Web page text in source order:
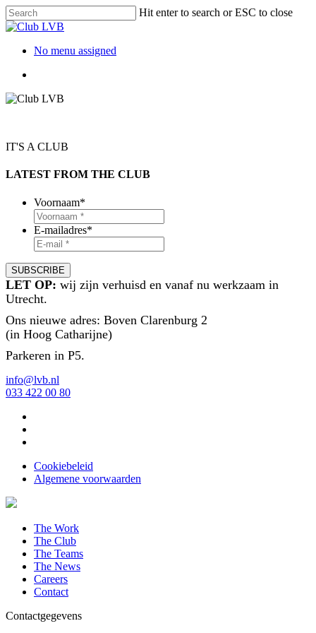
Hit enter to search or ESC to close
No menu assigned
IT'S A CLUB
LATEST FROM THE CLUB
Voornaam*
E-mailadres*
LET OP: wij zijn verhuisd en vanaf nu werkzaam in
Utrecht.
Ons nieuwe adres: Boven Clarenburg 2
(in Hoog Catharijne)
Parkeren in P5.
info@lvb.nl
033 422 00 80
Cookiebeleid
Algemene voorwaarden
The Work
The Club
The Teams
The News
Careers
Contact
Contactgegevens